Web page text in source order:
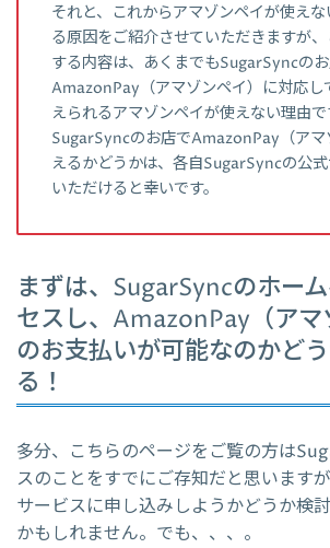
それと、これからアマゾンペイが使え
る原因をご紹介させていただきますが
する内容は、あくまでもSugarSyncのお
AmazonPay（アマゾンペイ）に対応し
えられるアマゾンペイが使えない理由
SugarSyncのお店でAmazonPay（アマ
えるかどうかは、各自SugarSyncの公
いただけると幸いです。
まずは、SugarSyncのホー
セスし、AmazonPay（アマ
のお支払いが可能なのかど
る！
多分、こちらのページをご覧の方は
スのことをすでにご存知だと思います
サービスに申し込みしようかどうか検
かもしれません。でも、、、。